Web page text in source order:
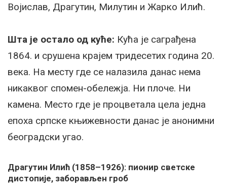
Војислав, Драгутин, Милутин и Жарко Илић.
Шта је остало од куће: Кућа је саграђена
1864. и срушена крајем тридесетих година 20.
века. На месту где се налазила данас нема
никаквог спомен-обележја. Ни плоче. Ни
камена. Место где је процветала цела једна
епоха српске књижевности данас је анонимни
београдски угао.
Драгутин Илић (1858–1926): пионир светске
дистопије, заборављен гроб